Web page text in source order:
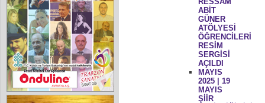
ABİT
GÜNER
ATÖLYESİ
ÖĞRENCİLERİ
RESİM
SERGİSİ
AÇILDI
MAYIS
2025 | 19
MAYIS
ŞİİR